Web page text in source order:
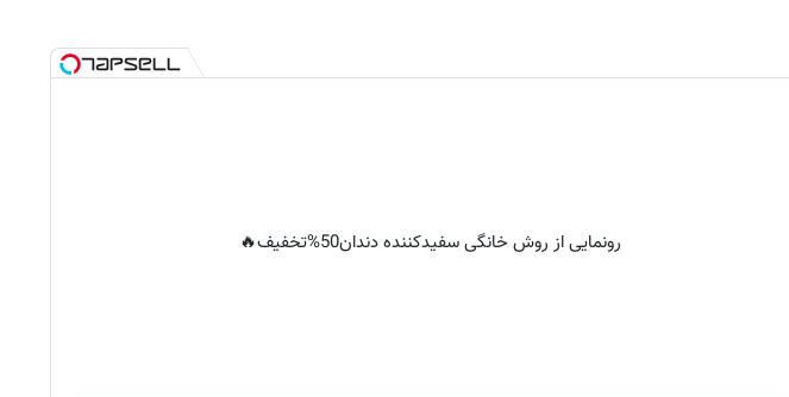
رونمایی از روش خانگی سفیدکننده دندان50%تخفیف🔥